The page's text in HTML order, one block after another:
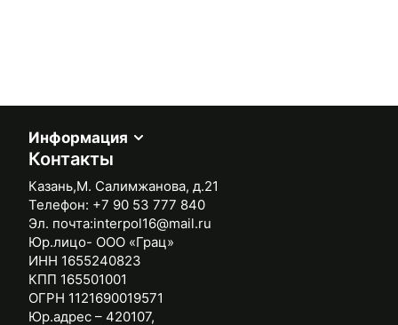
Информация
Контакты
Казань,М. Салимжанова, д.21
Телефон: +7 90 53 777 840
Эл. почта:interpol16@mail.ru
Юр.лицо- ООО «Грац»
ИНН 1655240823
КПП 165501001
ОГРН 1121690019571
Юр.адрес – 420107,